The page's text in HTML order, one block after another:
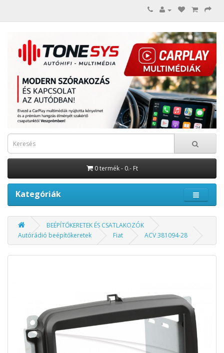
0 termék - 0.- Ft
Kategóriák
BEÉPÍTŐKERETEK ÉS CSATLAKOZÓK
Autórádió beépítőkeretek
Fiat ACV 381094-28